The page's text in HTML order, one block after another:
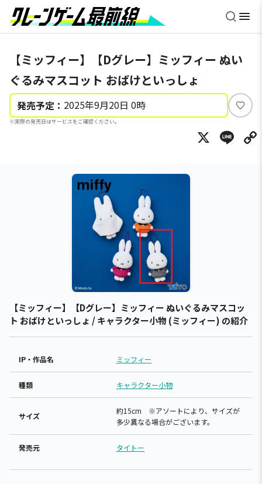
【ミッフィー】【Dグレー】ミッフィー ぬい
ぐるみマスコット おばけといっしょ
発売予定： 2025年9月20日 0時
※実際の発売日はサービスをご確認ください。
い
ね
X
【ミッフィー】【Dグレー】ミッフィー ぬいぐるみマスコッ
ト おばけといっしょ / キャラクター小物 (ミッフィー) の紹介
IP・作品名 ミッフィー
種類 キャラクター小物
サイズ
約15cm ※アソートにより、サイズが
多少異なる場合がございます。
発売元 タイトー